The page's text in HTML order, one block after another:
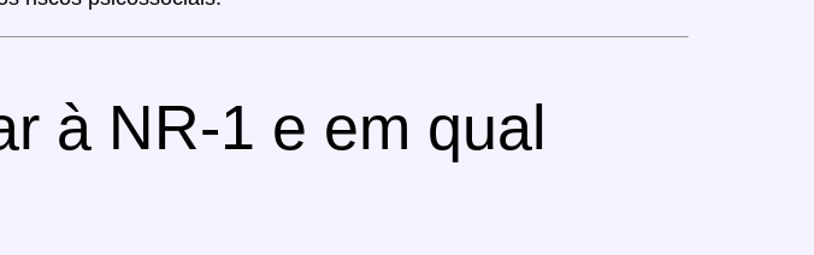
à NR-1 e em qual